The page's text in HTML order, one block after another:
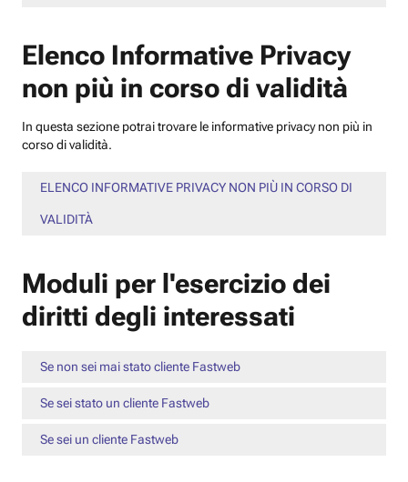
Elenco Informative Privacy
non più in corso di validità
In questa sezione potrai trovare le informative privacy non più in
corso di validità.
ELENCO INFORMATIVE PRIVACY NON PIÙ IN CORSO DI
VALIDITÀ
Moduli per l'esercizio dei
diritti degli interessati
Se non sei mai stato cliente Fastweb
Se sei stato un cliente Fastweb
Se sei un cliente Fastweb